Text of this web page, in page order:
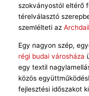
szokványostól eltérő
térelválasztó
szemlélteti az
Egy nagyon szép,
régi budai városháza
egy textil
közös
fejlesztési időszakot